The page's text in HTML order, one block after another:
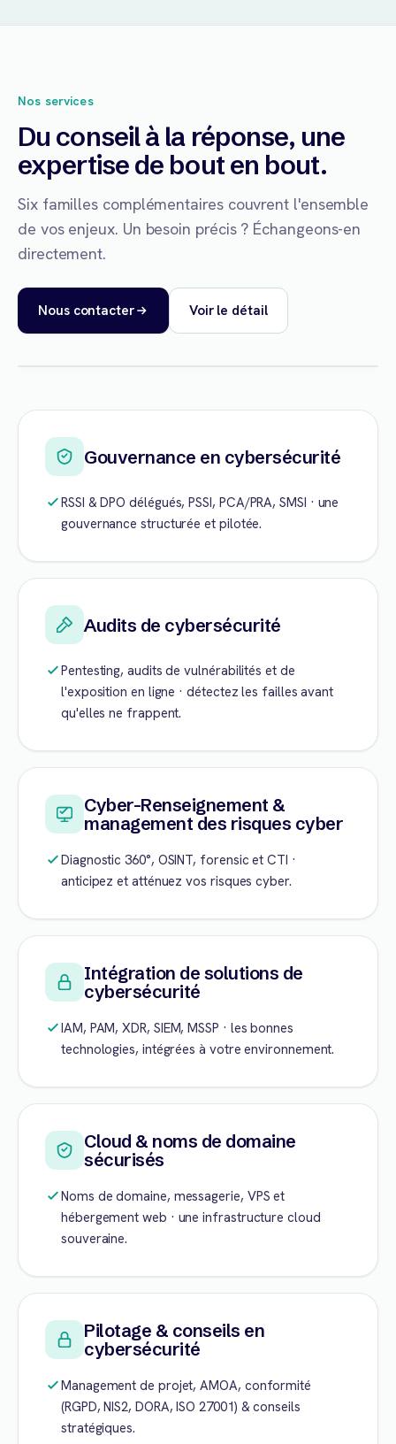
Nos services
Du conseil à la réponse, une
expertise de bout en bout.
Six familles complémentaires couvrent l'ensemble
de vos enjeux. Un besoin précis ? Échangeons-en
directement.
Nous contacter Voir le détail
Gouvernance en cybersécurité
RSSI & DPO délégués, PSSI, PCA/PRA, SMSI · une
gouvernance structurée et pilotée.
Audits de cybersécurité
Pentesting, audits de vulnérabilités et de
l'exposition en ligne · détectez les failles avant
qu'elles ne frappent.
Cyber-Renseignement &
management des risques cyber
Diagnostic 360°, OSINT, forensic et CTI ·
anticipez et atténuez vos risques cyber.
Intégration de solutions de
cybersécurité
IAM, PAM, XDR, SIEM, MSSP · les bonnes
technologies, intégrées à votre environnement.
Cloud & noms de domaine
sécurisés
Noms de domaine, messagerie, VPS et
hébergement web · une infrastructure cloud
souveraine.
Pilotage & conseils en
cybersécurité
Management de projet, AMOA, conformité
(RGPD, NIS2, DORA, ISO 27001) & conseils
stratégiques.